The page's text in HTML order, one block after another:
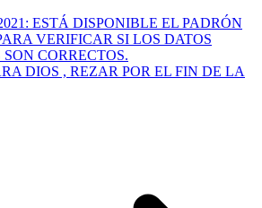
ESTÁ DISPONIBLE EL PADRÓN
VERIFICAR SI LOS DATOS
CORRECTOS.
DIOS , REZAR POR EL FIN DE LA